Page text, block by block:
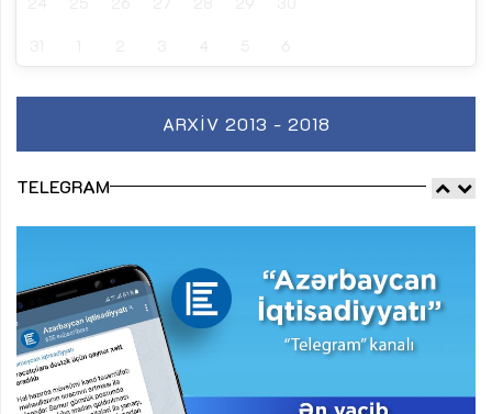
ARXIV 2013 - 2018
TELEGRAM